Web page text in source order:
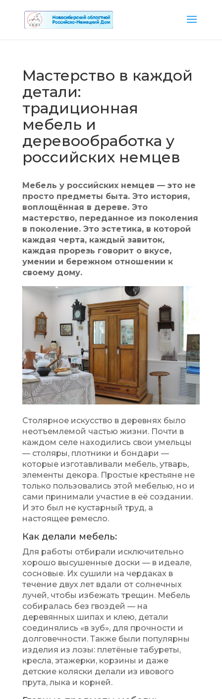
Мастерство в каждой
детали:
традиционная
мебель и
деревообработка у
российских немцев
Мебель у российских немцев — это не
просто предметы быта. Это история,
воплощённая в дереве. Это
мастерство, переданное из поколения
в поколение. Это эстетика, в которой
каждая черта, каждый завиток,
каждая прорезь говорит о вкусе,
умении и бережном отношении к
своему дому.
Столярное искусство в деревнях было
неотъемлемой частью жизни. Почти в
каждом селе находились свои умельцы
— столяры, плотники и бондари —
которые изготавливали мебель, утварь,
элементы декора. Простые крестьяне не
только пользовались этой мебелью, но и
сами принимали участие в её создании.
И это был не кустарный труд, а
настоящее ремесло.
Как делали мебель:
Для работы отбирали исключительно
хорошо высушенные доски — в идеале,
сосновые. Их сушили на чердаках в
течение двух лет вдали от солнечных
лучей, чтобы избежать трещин. Мебель
собиралась без гвоздей — на
деревянных шипах и клею, детали
соединялись «в зуб», для прочности и
долговечности. Также были популярны
изделия из лозы: плетёные табуреты,
кресла, этажерки, корзины и даже
детские коляски делали из ивового
прута, лыка и корней.